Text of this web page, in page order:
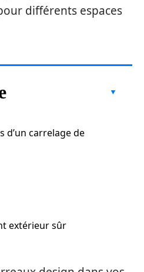
différents espaces
d’un carrelage de
extérieur sûr